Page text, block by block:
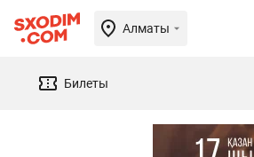
Алматы
Билеты